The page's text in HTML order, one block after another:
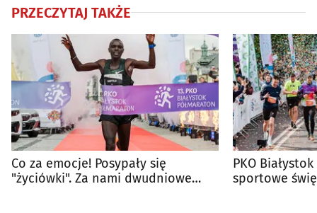
PRZECZYTAJ TAKŻE
Co za emocje! Posypały się
"życiówki". Za nami dwudniowe
PKO
sportowe